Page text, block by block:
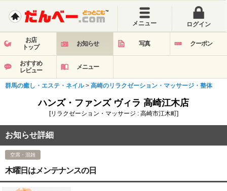
メニュー ログイン
お店
トップ
お知らせ 写真 クーポン
おすすめ
レビュー
メニュー
群馬の癒し・エステ・ネイル> 高崎のリラクゼーション・マッサージ・整体
ハンズ・ファンズ ヴィラ 高崎江木店
[リラクゼーション・マッサージ : 高崎市江木町]
お知らせ詳細
空席・混雑
木曜日はメンテナンスの日